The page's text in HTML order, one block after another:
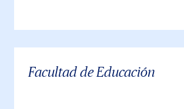
Facultad de Educación